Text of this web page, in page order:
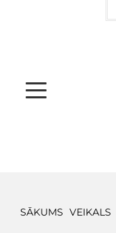
SĀKUMS VEIKALS